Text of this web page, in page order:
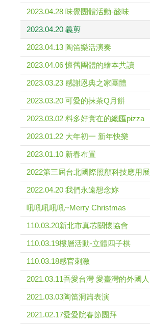
2023.04.28 味覺團體活動-酸味
2023.04.20 義剪
2023.04.13 陶笛樂活演奏
2023.04.06 懷舊團體的繪本共讀
2023.03.23 感謝恩典之家團體
2023.03.20 可愛的抹茶Q月餅
2023.03.02 料多好實在的總匯pizza
2023.01.22 大年初一 新年快樂
2023.01.10 新春布置
2022第三屆台北國際照顧科技應用展
2022.04.20 我們永遠想念妳
吼吼吼吼吼~Merry Christmas
110.03.20新北市真芯關懷協會
110.03.19樓層活動-立體四子棋
110.03.18感官刺激
2021.03.11吾愛台灣 愛臺灣的外國人
2021.03.03陶笛洞簫表演
2021.02.17愛愛院春節團拜